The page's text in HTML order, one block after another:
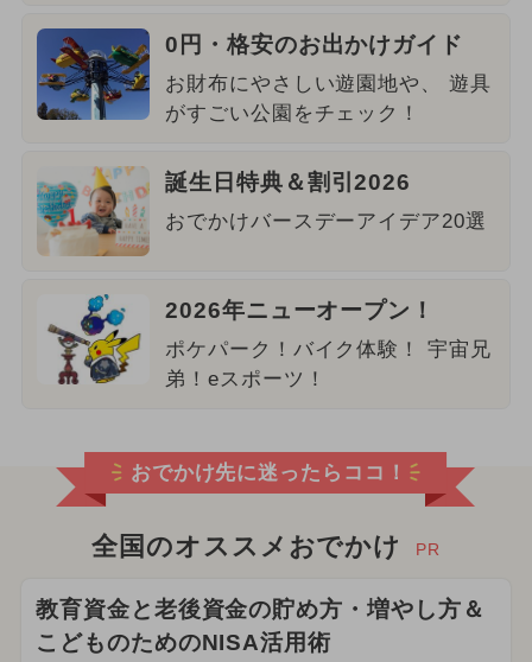
0円・格安のお出かけガイド
お財布にやさしい遊園地や、 遊具
がすごい公園をチェック！
誕生日特典＆割引2026
おでかけバースデーアイデア20選
2026年ニューオープン！
ポケパーク！バイク体験！ 宇宙兄
弟！eスポーツ！
おでかけ先に迷ったらココ！
全国のオススメおでかけ PR
教育資金と老後資金の貯め方・増やし方＆
こどものためのNISA活用術